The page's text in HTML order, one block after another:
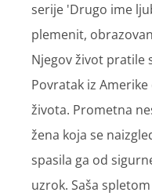
serije 'Drugo ime
plemenit,
Njegov život pratile
Povratak iz
života. Prometna
žena koja se
spasila ga od
uzrok. Saša